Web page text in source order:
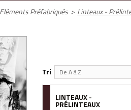
Eléments Préfabriqués > Linteaux -
Tri De A à Z
LINTEAUX -
PRÉLINTEAUX